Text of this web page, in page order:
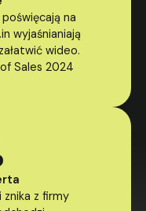
na
wyjaśnianiają
wideo.
Sales 2024
z firmy